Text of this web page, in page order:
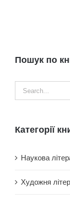
Пошук по
Категорії
Наукова
Художня